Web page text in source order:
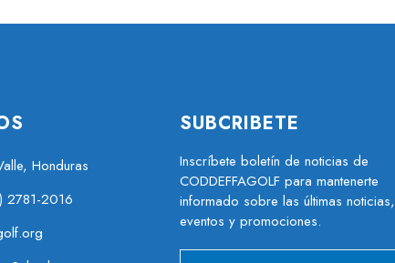
Honduras
2781-2016
SUBCRIBETE
Inscríbete boletín de noticias de
CODDEFFAGOLF para mantenerte
informado sobre las últimas noticias,
eventos y promociones.